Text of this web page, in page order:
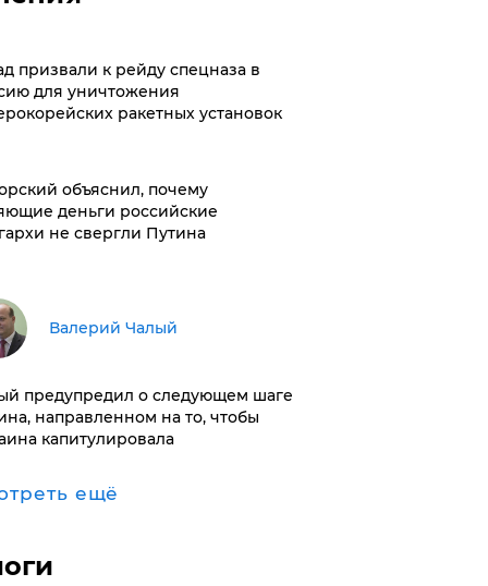
призвали к рейду спецназа в
для уничтожения
ракетных установок
объяснил, почему
деньги российские
не свергли Путина
Валерий Чалый
предупредил о следующем шаге
направленном на то, чтобы
капитулировала
ещё